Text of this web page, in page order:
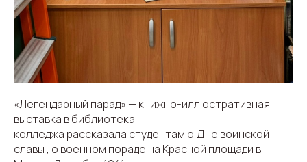
«Легендарный парад» — книжно-иллюстративная
выставка в библиотека
колледжа рассказала студентам о Дне воинской
славы , о военном пораде на Красной площади в